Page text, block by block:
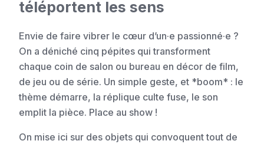
téléportent les sens
Envie de faire vibrer le cœur d’un·e passionné·e ?
On a déniché cinq pépites qui transforment
chaque coin de salon ou bureau en décor de film,
de jeu ou de série. Un simple geste, et *boom* : le
thème démarre, la réplique culte fuse, le son
emplit la pièce. Place au show !
On mise ici sur des objets qui convoquent tout de